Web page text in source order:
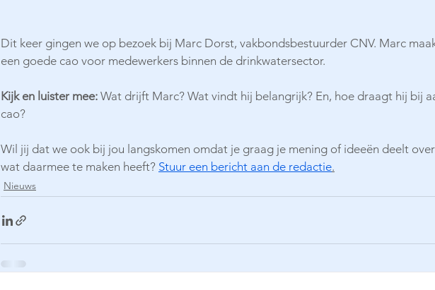
Dit keer gingen we op bezoek bij Marc Dorst, vakbondsbestuurder CNV. Marc
een goede cao voor medewerkers binnen de drinkwatersector.
Kijk en luister mee: Wat drijft Marc? Wat vindt hij belangrijk? En, hoe draagt hij bij
cao?
Wil jij dat we ook bij jou langskomen omdat je graag je mening of ideeën deelt
wat daarmee te maken heeft? Stuur een bericht aan de redactie.
Nieuws